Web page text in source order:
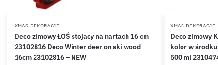
XMAS DEKORACJE
Deco zimowy ŁOŚ stojacy na nartach 16 cm
23102816 Deco Winter deer on ski wood
16cm 23102816 – NEW
XMAS DEKORACJE
Deco zimowy
kolor w
500 ml